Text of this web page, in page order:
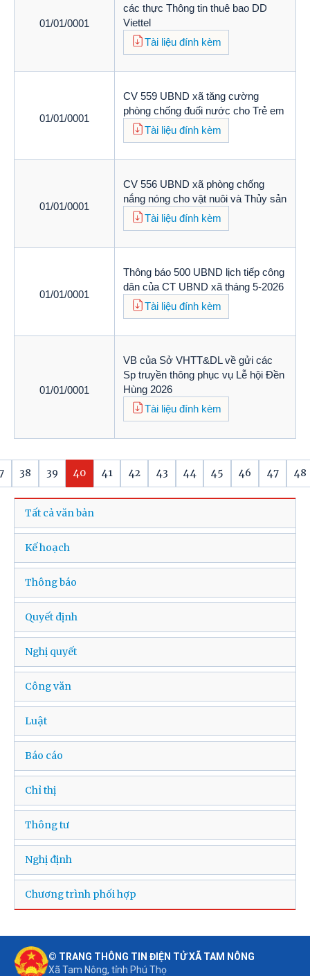
01/01/0001
các thực Thông tin thuê bao DD
Viettel
Tài liệu đính kèm
01/01/0001
CV 559 UBND xã tăng cường
phòng chống đuối nước cho Trẻ em
Tài liệu đính kèm
01/01/0001
CV 556 UBND xã phòng chống
nắng nóng cho vật nuôi và Thủy sản
Tài liệu đính kèm
01/01/0001
Thông báo 500 UBND lịch tiếp công
dân của CT UBND xã tháng 5-2026
Tài liệu đính kèm
01/01/0001
VB của Sở VHTT&DL về gửi các
Sp truyền thông phục vụ Lễ hội Đền
Hùng 2026
Tài liệu đính kèm
38 39 40 41 42 43 44 45 46 47 48
Tất cả văn bản
Kế hoạch
Thông báo
Quyết định
Nghị quyết
Công văn
Luật
Báo cáo
Chỉ thị
Thông tư
Nghị định
Chương trình phối hợp
© TRANG THÔNG TIN ĐIỆN TỬ XÃ TAM NÔNG
Xã Tam Nông, tỉnh Phú Thọ